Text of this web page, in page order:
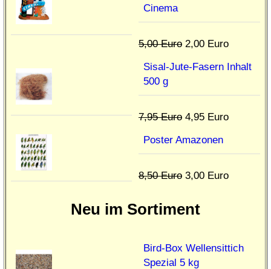
Cinema
5,00 Euro 2,00 Euro
Sisal-Jute-Fasern Inhalt
500 g
7,95 Euro 4,95 Euro
Poster Amazonen
8,50 Euro 3,00 Euro
Neu im Sortiment
Bird-Box Wellensittich
Spezial 5 kg